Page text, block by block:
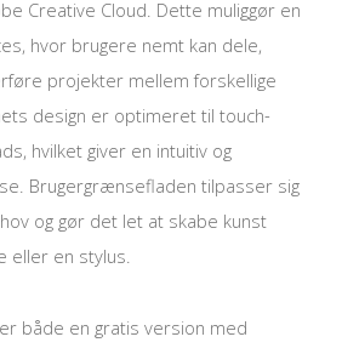
Creative Cloud. Dette muliggør en
hvor brugere nemt kan dele,
projekter mellem forskellige
design er optimeret til touch-
hvilket giver en intuitiv og
Brugergrænsefladen tilpasser sig
og gør det let at skabe kunst
eller en stylus.
både en gratis version med